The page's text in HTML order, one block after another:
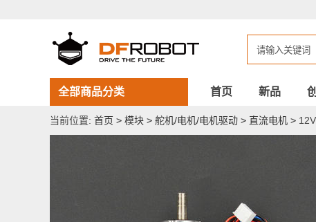
全部商品分类 首页 新品
当前位置: 首页 > 模块 > 舵机/电机/电机驱动 > 直流电机 >